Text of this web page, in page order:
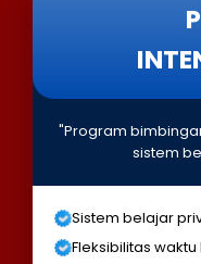
"Program
sistem
Sistem belajar
Fleksibilitas